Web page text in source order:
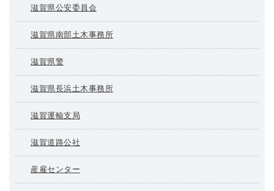
滋賀県公安委員会
滋賀県南部土木事務所
滋賀県警
滋賀県長浜土木事務所
滋賀運輸支局
滋賀道路公社
産雇センター